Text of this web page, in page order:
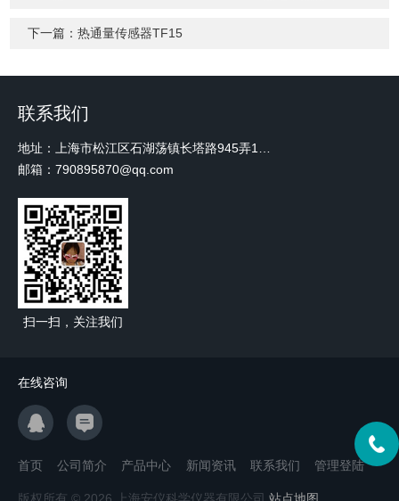
下一篇：热通量传感器TF15
联系我们
邮箱：790895870@qq.com
扫一扫，关注我们
在线咨询
首页 公司简介 产品中心 新闻资讯 联系我们 管理登陆
版权所有 © 2026 上海安仪科学仪器有限公司 站点地图